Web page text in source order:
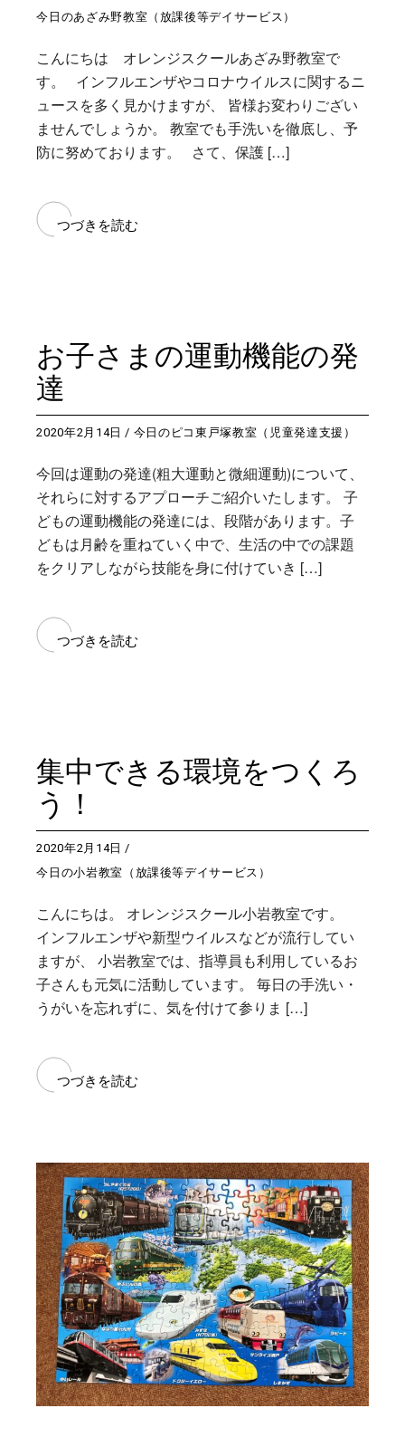
今日のあざみ野教室（放課後等デイサービス）
こんにちは オレンジスクールあざみ野教室で
す。 インフルエンザやコロナウイルスに関するニ
ュースを多く見かけますが、 皆様お変わりござい
ませんでしょうか。 教室でも手洗いを徹底し、予
防に努めております。 さて、保護 […]
つづきを読む
お子さまの運動機能の発
達
2020年2月14日 今日のピコ東戸塚教室（児童発達支援）
今回は運動の発達(粗大運動と微細運動)について、
それらに対するアプローチご紹介いたします。 子
どもの運動機能の発達には、段階があります。子
どもは月齢を重ねていく中で、生活の中での課題
をクリアしながら技能を身に付けていき […]
つづきを読む
集中できる環境をつくろ
う！
2020年2月14日
今日の小岩教室（放課後等デイサービス）
こんにちは。 オレンジスクール小岩教室です。
インフルエンザや新型ウイルスなどが流行してい
ますが、 小岩教室では、指導員も利用しているお
子さんも元気に活動しています。 毎日の手洗い・
うがいを忘れずに、気を付けて参りま […]
つづきを読む